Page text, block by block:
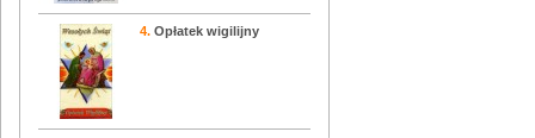
4. Opłatek wigilijny